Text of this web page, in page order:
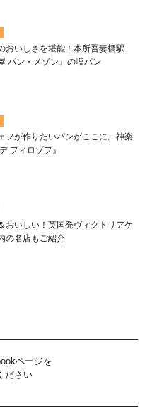
おいしさを堪能！本所吾妻橋駅
パン・メゾン』の塩パン
フが作りたいパンがここに。神楽
フィロゾフ』
おいしい！英国発ヴィクトリアケ
の名店もご紹介
ページを
ださい